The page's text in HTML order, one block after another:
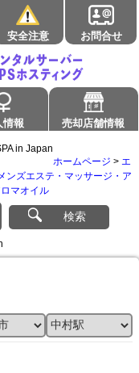
安全注意 お問合せ
情報 売却店舗情報
in Japan
ホームページ > エ
ンズエステ・マッサージ・ア
マオイル
検索